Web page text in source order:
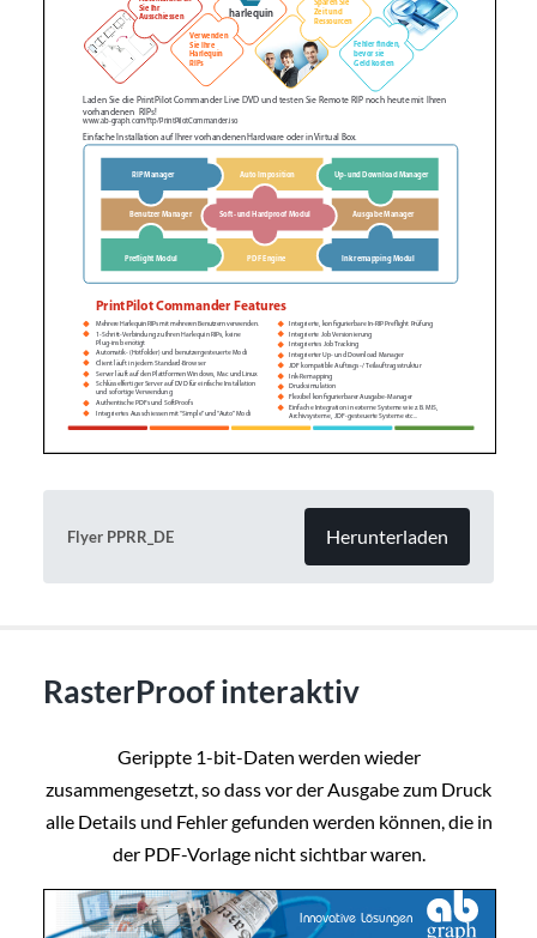
Flyer PPRR_DE Herunterladen
RasterProof interaktiv
Gerippte 1-bit-Daten werden wieder
zusammengesetzt, so dass vor der Ausgabe zum Druck
alle Details und Fehler gefunden werden können, die in
der PDF-Vorlage nicht sichtbar waren.